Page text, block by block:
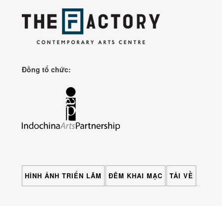
Đồng tổ chức:
HÌNH ẢNH TRIỂN LÃM ĐÊM KHAI MẠC TẢI VỀ